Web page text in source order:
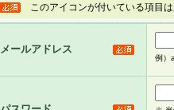
このアイコンが付いている項目
メールアドレス
例）